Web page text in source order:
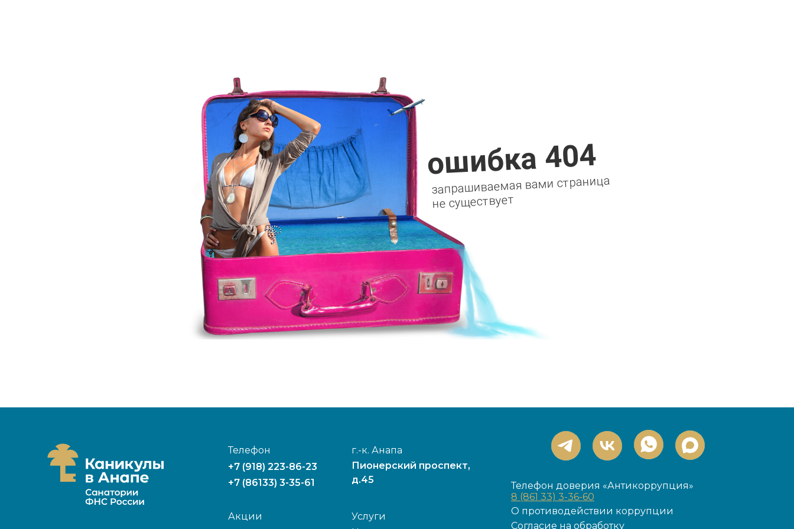
ошибка 404
запрашиваемая вами страница
не существует
Акции
Телефон
+7 (918) 223-86-23
+7 (86133) 3-35-61
г.-к. Анапа
Пионерский проспект,
д.45
Услуги
8 (861 33) 3-36-60
Телефон доверия «Антикоррупция»
О противодействии коррупции
Согласие на обработку